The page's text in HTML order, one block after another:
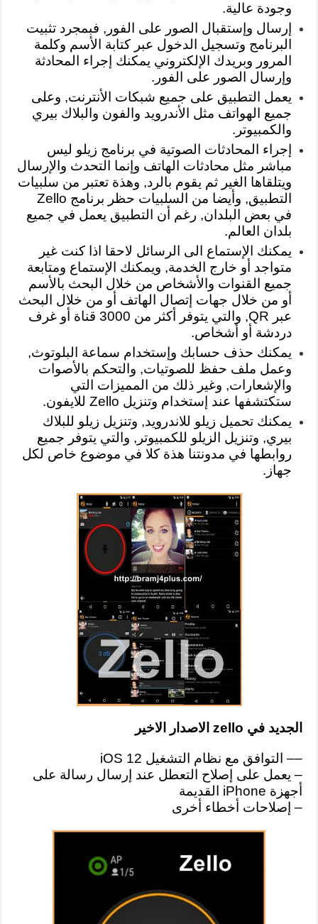
وجودة عالية.
إرسال وإستقبال الصور على الفور, فبمجرد تثبيت
البرنامج وتسجيل الدخول عبر كتابة الأسم وكلمة
المرور وبريدك الإلكتروني يمكنك إجراء المحادثة
وإرسال الصور على الفور.
يعمل التطبيق على جميع شبكات الأنترنت, وعلى
جميع الهواتف مثل الأندرويد والفون والبلاك بيري
والكمبيوتر.
إجراء المحادثات الصوتية في برنامج زيلو ليس
مباشر مثل محادثات الهاتف وإنما التحدث والإرسال
ويتلقاها الغير ثم يقوم بالرد, وهذة تعتبر من سلبيات
التطبيق, وأيضا من السلبيات حظر برنامج Zello
في بعض البلدان, رغم أن التطبيق يعمل في جميع
بلدان العالم.
يمكنك الإستماع الى الرسائل لاحقا اذا كنت غير
متواجد أو خارج الخدمة, ويمكنك الإستماع ومتابعة
جميع القنوات والأشخاص من خلال البحث بالأسم
أو من خلال جهات إتصال الهاتف أو من خلال البحث
عبر QR, والتي يتوفر أكثر من 3000 قناة أو غرف
دردشة أو أشخاص.
يمكنك حذف حسابك وإستخدام سماعة البلوتوث,
وعمل ملف حفظ للصوتيات, والتحكم بالأصوات
والإشعارات, وغير ذلك من المميزات التي
ستكتشفها عند إستخدام وتنزيل Zello للايفون.
يمكنك تحميل زيلو للاندرويد, وتنزيل زيلو للبلاك
بيري, وتنزيل الزيلو للكمبيوتر, والتي يتوفر جميع
روابطها في مدونتنا هذة كلا في موضوع خاص لكل
جهاز.
الجديد في zello الاصدار الاخير
–– التوافق مع نظام التشغيل iOS 12
– يعمل على إصلاح التعطل عند إرسال رسالة على
أجهزة iPhone القديمة
– إصلاحات أخطاء أخرى